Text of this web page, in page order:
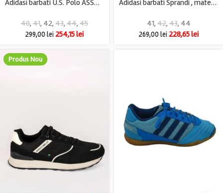
Adidasi barbati U.S. Polo ASSN Tabry, imitatie de piele, material textil, alb gri
40, 41, 42, 43, 44, 45
299,00lei254,15lei
Adidasi barbati Sprandi , material textil, gri
41, 42,43, 44
269,00lei 228,65lei
Produs Nou